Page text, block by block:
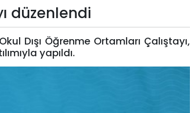
düzenlendi
Dışı Öğrenme Ortamları Çalıştayı,
yapıldı.